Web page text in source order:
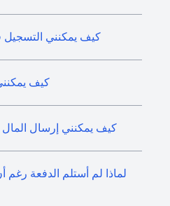
كيف يمكنني
كيف
كيف يمكنني إرسال
لماذا لم أستلم الدفعة رغم